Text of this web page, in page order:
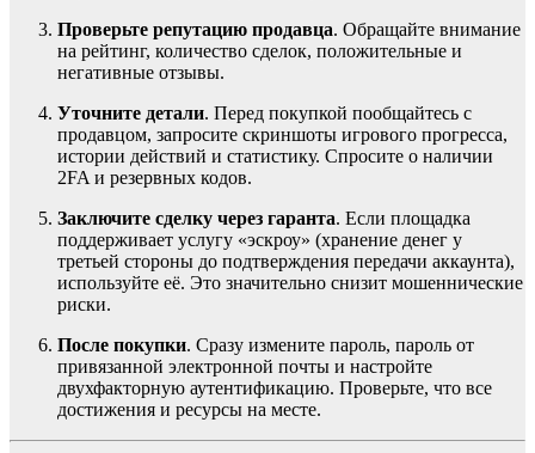
Проверьте репутацию продавца. Обращайте внимание
на рейтинг, количество сделок, положительные и
негативные отзывы.
Уточните детали. Перед покупкой пообщайтесь с
продавцом, запросите скриншоты игрового прогресса,
истории действий и статистику. Спросите о наличии
2FA и резервных кодов.
Заключите сделку через гаранта. Если площадка
поддерживает услугу «эскроу» (хранение денег у
третьей стороны до подтверждения передачи аккаунта),
используйте её. Это значительно снизит мошеннические
риски.
После покупки. Сразу измените пароль, пароль от
привязанной электронной почты и настройте
двухфакторную аутентификацию. Проверьте, что все
достижения и ресурсы на месте.